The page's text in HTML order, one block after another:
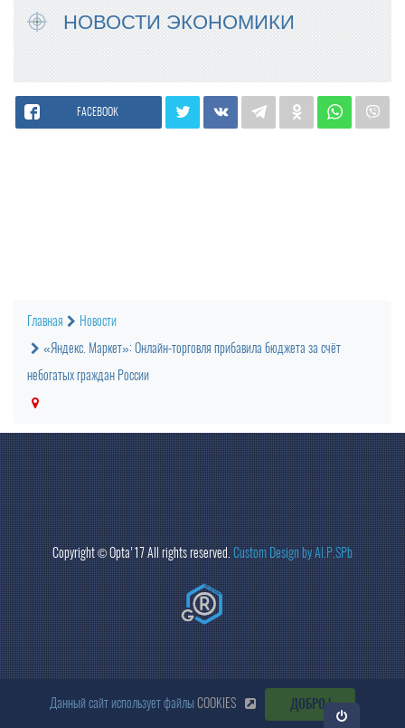
НОВОСТИ ЭКОНОМИКИ
FACEBOOK
Данный сайт использует файлы COOKIES ДОБРО !
Главная
Новости
«Яндекс. Маркет»: Онлайн-торговля прибавила бюджета за счёт
небогатых граждан России
Copyright ©Opta'17 All rights reserved.Custom Design by Al.P.SPb
Откр